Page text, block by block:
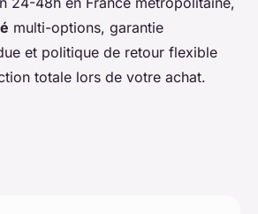
multi-options, garantie
et politique de retour flexible
totale lors de votre achat.